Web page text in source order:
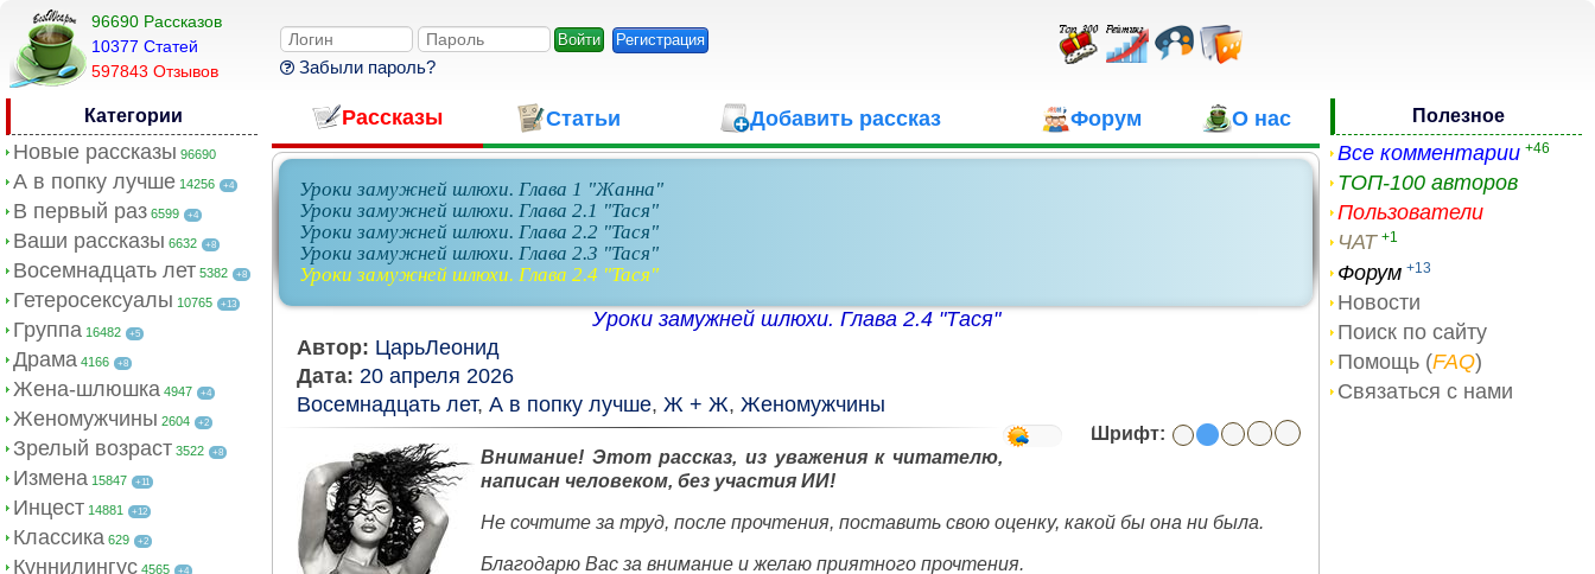
96690 Рассказов
10377 Cтатей
597843 Отзывов
Регистрация
Забыли пароль?
Категории
Новые рассказы 96690
А в попку лучше 14256 +4
В первый раз 6599 +4
Ваши рассказы 6632 +8
Восемнадцать лет 5382 +8
Гетеросексуалы 10765 +13
Группа 16482 +5
Драма 4166 +8
Жена-шлюшка 4947 +4
Женомужчины 2604 +2
Зрелый возраст 3522 +8
Измена 15847 +11
Инцест 14881 +12
Классика 629 +2
Куннилингус 4565 +4
Рассказы Статьи Добавить рассказ Форум О нас
Уроки замужней шлюхи. Глава 1 "Жанна"
Уроки замужней шлюхи. Глава 2.1 "Тася"
Уроки замужней шлюхи. Глава 2.2 "Тася"
Уроки замужней шлюхи. Глава 2.3 "Тася"
Уроки замужней шлюхи. Глава 2.4 "Тася"
Уроки замужней шлюхи. Глава 2.4 "Тася"
Автор: ЦарьЛеонид
Дата: 20 апреля 2026
Восемнадцать лет, А в попку лучше, Ж + Ж, Женомужчины
Шрифт:
Внимание! Этот рассказ, из уважения к читателю,
написан человеком, без участия ИИ!
Не сочтите за труд, после прочтения, поставить свою оценку, какой бы она ни была.
Благодарю Вас за внимание и желаю приятного прочтения.
Полезное
Все комментарии +46
ТОП-100 авторов
Пользователи
ЧАТ +1
Форум +13
Новости
Поиск по сайту
Помощь (FAQ)
Связаться с нами